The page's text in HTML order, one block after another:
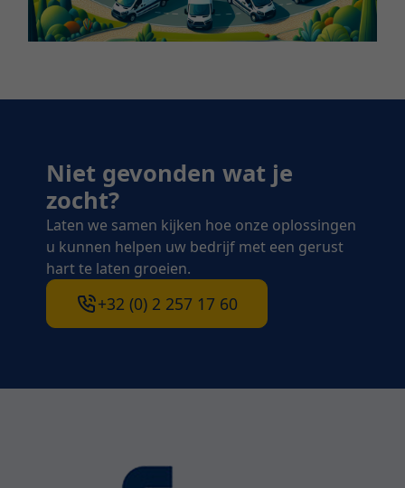
Niet gevonden wat je
zocht?
Laten we samen kijken hoe onze oplossingen
u kunnen helpen uw bedrijf met een gerust
hart te laten groeien.
+32 (0) 2 257 17 60